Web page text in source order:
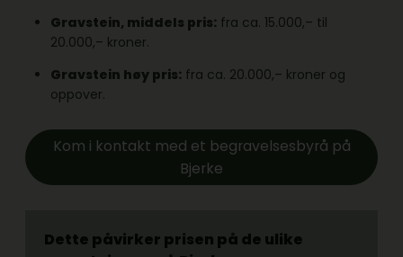
Gravstein, middels pris: fra ca. 15.000,– til
20.000,– kroner.
Gravstein høy pris: fra ca. 20.000,– kroner og
oppover.
Kom i kontakt med et begravelsesbyrå på
Bjerke
Dette påvirker prisen på de ulike